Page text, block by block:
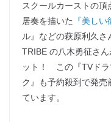
スクールカーストの
居奏を描いた
『美しい
ル』などの萩原利久
TRIBE の八木勇征さ
ット！ この『TVドラ
ク』も予約殺到で発売
ています。